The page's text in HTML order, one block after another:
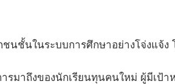
นชั้นในระบบการศึกษาอย่างโจ่งแจ้ง
รมาถึงของนักเรียนทุนคนใหม่ ผู้มีเป้